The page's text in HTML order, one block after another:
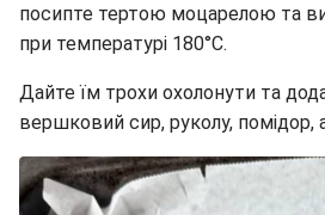
посипте тертою моцарелою та
при температурі 180°C.
Дайте їм трохи охолонути та
вершковий сир, руколу, помідор,